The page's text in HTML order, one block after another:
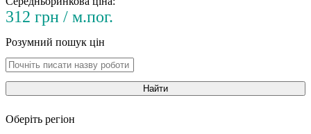
312 грн / м.пог.
Розумний пошук цін
Найти
Оберіть регіон